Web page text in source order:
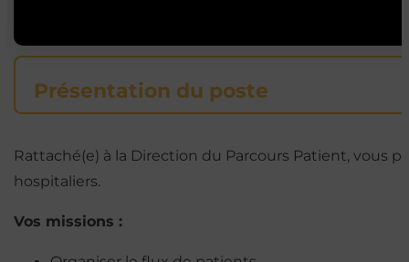
Présentation du poste
Rattaché(e) à la Direction du Parcours Patient, vous
hospitaliers.
Vos missions :